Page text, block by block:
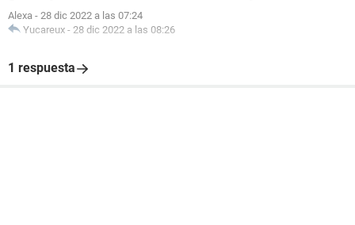
Alexa - 28 dic 2022 a las 07:24
Yucareux - 28 dic 2022 a las 08:26
1 respuesta